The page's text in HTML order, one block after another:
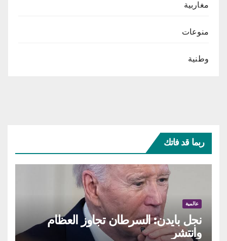
مغاربية
منوعات
وطنية
ربما قد فاتك
عالمية
نجل بايدن: السرطان تجاوز العظام
وانتشر